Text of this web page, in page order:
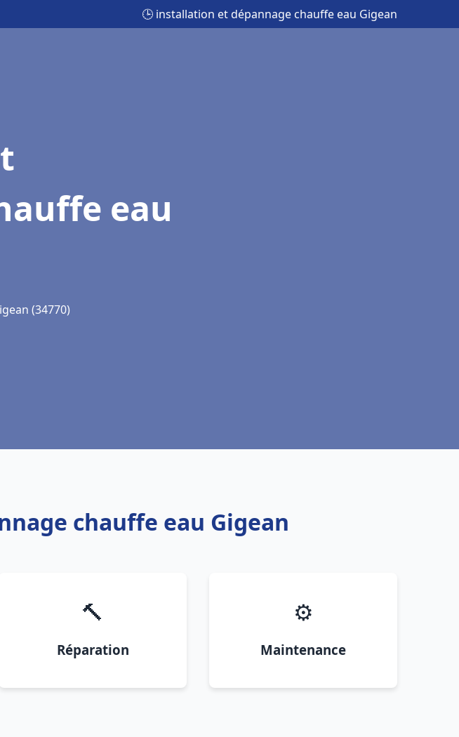
🕒 installation et dépannage chauffe eau Gigean
eau
(34770)
chauffe eau Gigean
🔨
Réparation
⚙️
Maintenance